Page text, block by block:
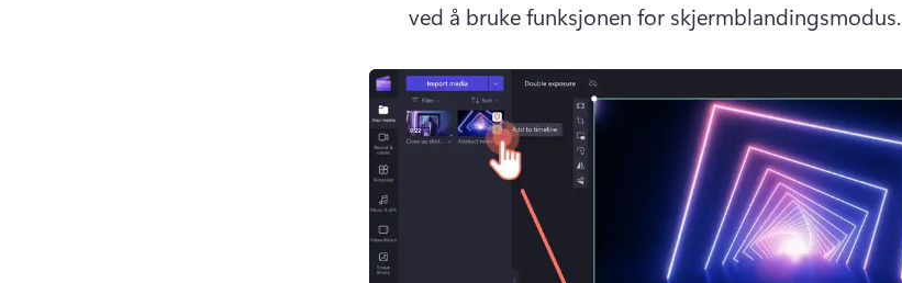
ved å bruke funksjonen for skjermblandingsmodus.